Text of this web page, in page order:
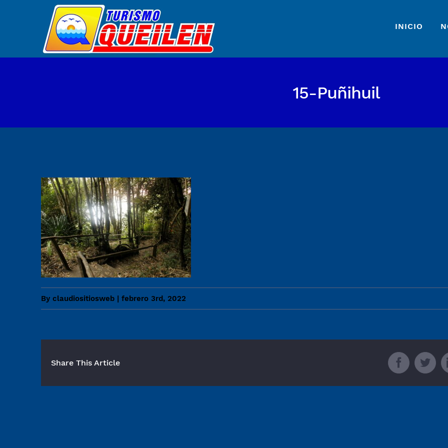
INICIO
15-Puñihuil
By claudiositiosweb | febrero 3rd, 2022
Share This Article